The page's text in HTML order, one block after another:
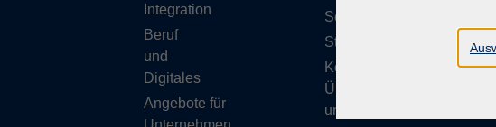
Integration
Beruf
und
Digitales
Angebote für
Service
Stellenangebote
Kontakt/
Über
uns